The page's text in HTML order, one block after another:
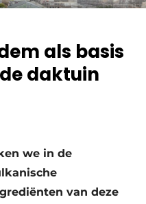
als basis
daktuin
we in de
van deze